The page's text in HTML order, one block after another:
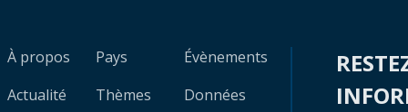
À propos
Actualité
Pays
Thèmes
Évènements
Données